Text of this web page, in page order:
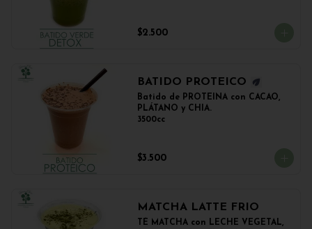
$2.500
BATIDO PROTEICO
Batido de PROTEINA con CACAO,
PLÁTANO y CHIA.
3500cc
$3.500
MATCHA LATTE FRIO
TÉ MATCHA con LECHE VEGETAL,